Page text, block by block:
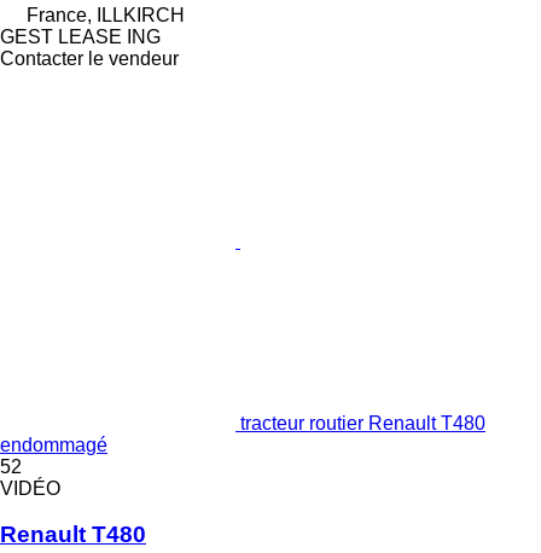
France, ILLKIRCH
GEST LEASE ING
Contacter le vendeur
tracteur routier Renault T480
endommagé
52
VIDÉO
Renault T480